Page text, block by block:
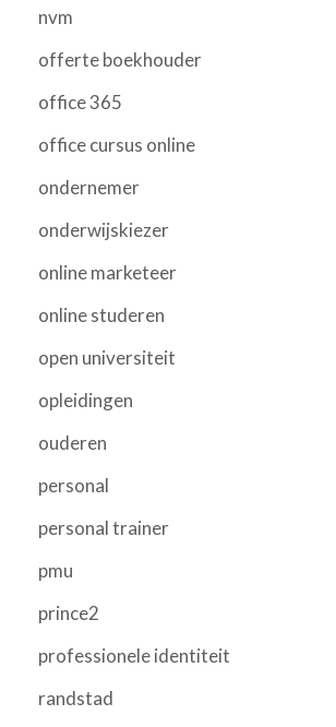
nvm
offerte boekhouder
office 365
office cursus online
ondernemer
onderwijskiezer
online marketeer
online studeren
open universiteit
opleidingen
ouderen
personal
personal trainer
pmu
prince2
professionele identiteit
randstad